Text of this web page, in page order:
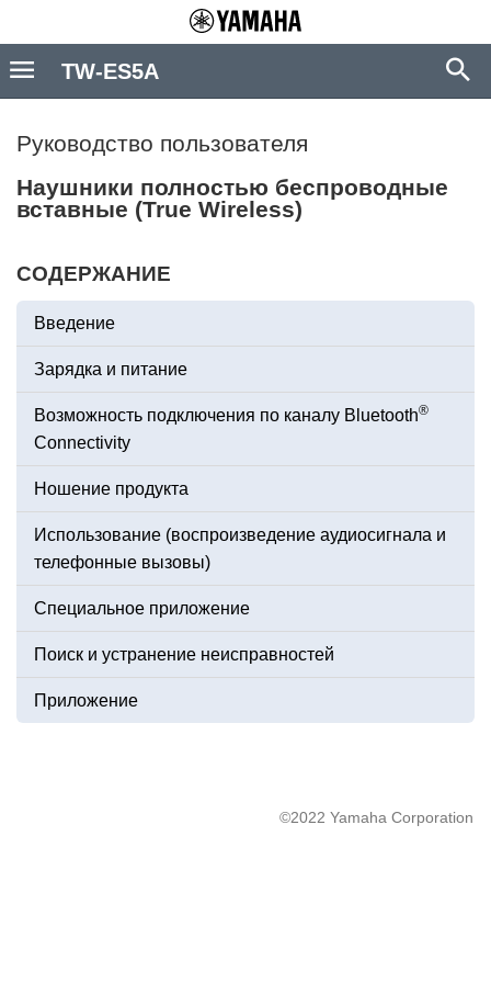
Руководство пользователя
Наушники полностью беспроводные
вставные (True Wireless)
СОДЕРЖАНИЕ
Введение
Зарядка и питание
Возможность подключения по каналу Bluetooth®
Connectivity
Ношение продукта
Использование (воспроизведение аудиосигнала и
телефонные вызовы)
Специальное приложение
Поиск и устранение неисправностей
Приложение
©2022 Yamaha Corporation
TW-ES5A